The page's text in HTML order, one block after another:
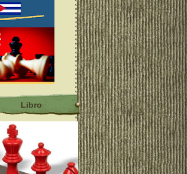
Libro